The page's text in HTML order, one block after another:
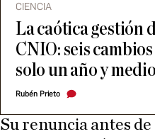
CIENCIA
La caótica gestión
CNIO: seis
solo un año y medio
Rubén Prieto
Su renuncia antes